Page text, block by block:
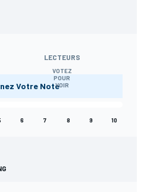
LECTEURS
VOTEZ
POUR
VOIR
Votre Note
6 7 8 9 10